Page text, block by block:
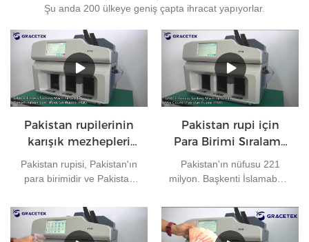
Şu anda 200 ülkeye geniş çapta ihracat yapıyorlar.
Pakistan rupilerinin
karışık mezhepleri
nasıl sıralanır?
Pakistan rupisi, Pakistan'ın
para birimidir ve Pakistan
çıkarılır. Şu anda
Pakistan'da dolaşımda 7
çeşit banknot
Pakistan rupi için
Para Birimi Sıralama
Makinesi Karışım
Sayısı
Pakistan'ın nüfusu 221
milyon. Başkenti İslamabad,
Dünyada en sık kullanılan
para birimlerinden
biridir.Bankanın her gün